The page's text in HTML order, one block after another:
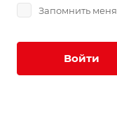
Запомнить меня
Войти